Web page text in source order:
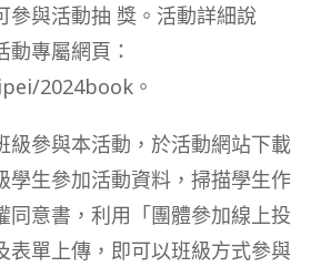
參與活動抽 獎。活動詳細說
動專屬網頁：
2024book。
級參與本活動，於活動網站下載
學生參加活動資料，掃描學生作
同意書，利用「團體參加線上投
表單上傳，即可以班級方式參與